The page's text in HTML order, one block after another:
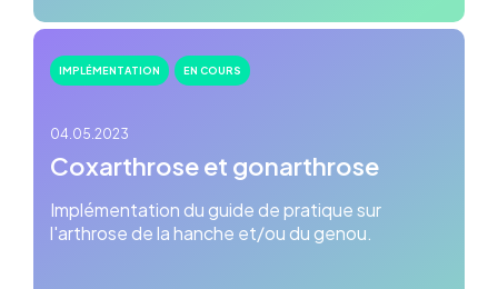
IMPLÉMENTATION EN COURS
04.05.2023
Coxarthrose et gonarthrose
Implémentation du guide de pratique sur
l'arthrose de la hanche et/ou du genou.